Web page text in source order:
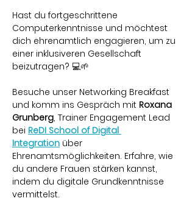
Hast du fortgeschrittene
Computerkenntnisse und möchtest
dich ehrenamtlich engagieren, um zu
einer inklusiveren Gesellschaft
beizutragen? 💻🌱
Besuche unser Networking Breakfast
und komm ins Gespräch mit Roxana
Grunberg, Trainer Engagement Lead
bei ReDI School of Digital
Integration über
Ehrenamtsmöglichkeiten. Erfahre, wie
du andere Frauen stärken kannst,
indem du digitale Grundkenntnisse
vermittelst.